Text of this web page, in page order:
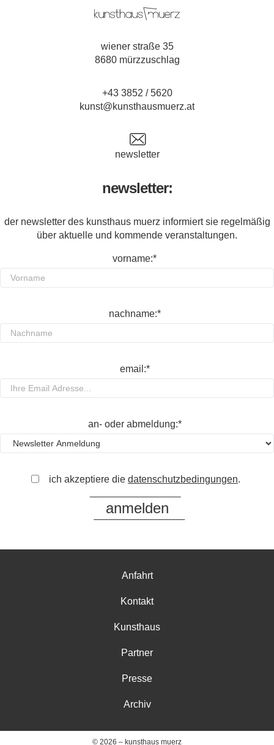
wiener straße 35
8680 mürzzuschlag
+43 3852 / 5620
kunst@kunsthausmuerz.at
newsletter
newsletter:
der newsletter des kunsthaus muerz informiert sie regelmäßig
über aktuelle und kommende veranstaltungen.
vorname:*
nachname:*
email:*
an- oder abmeldung:*
ich akzeptiere die datenschutzbedingungen.
Anfahrt
Kontakt
Kunsthaus
Partner
Presse
Archiv
© 2026 – kunsthaus muerz